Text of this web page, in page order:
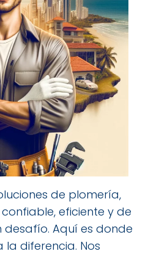
de plomería,
eficiente y de
Aquí es donde
diferencia. Nos